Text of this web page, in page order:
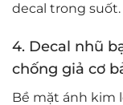
decal trong suốt.
4. Decal nhũ
chống giả cơ
Bề mặt ánh kim